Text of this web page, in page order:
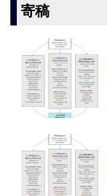
寄稿